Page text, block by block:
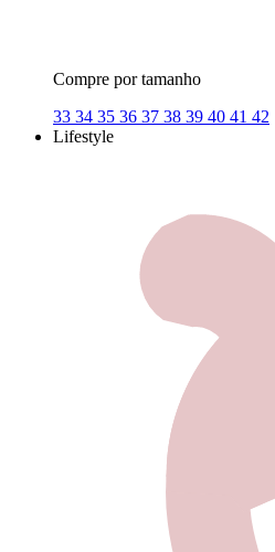
Compre por tamanho
33 34 35 36 37 38 39 40 41 42
Lifestyle